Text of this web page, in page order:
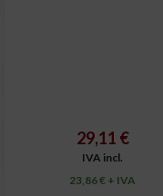
29,11 €
IVA incl.
23,86 € + IVA